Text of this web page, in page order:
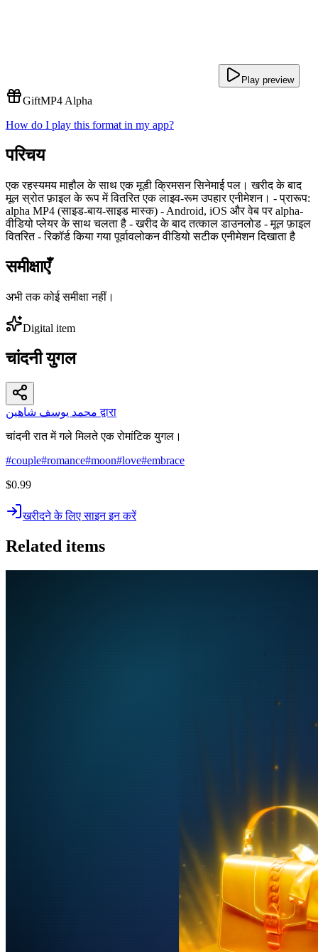
Play preview
GiftMP4 Alpha
How do I play this format in my app?
परिचय
एक रहस्यमय माहौल के साथ एक मूडी क्रिमसन सिनेमाई पल। खरीद के बाद
मूल स्रोत फ़ाइल के रूप में वितरित एक लाइव-रूम उपहार एनीमेशन। - प्रारूप:
alpha MP4 (साइड-बाय-साइड मास्क) - Android, iOS और वेब पर alpha-
वीडियो प्लेयर के साथ चलता है - खरीद के बाद तत्काल डाउनलोड - मूल फ़ाइल
वितरित - रिकॉर्ड किया गया पूर्वावलोकन वीडियो सटीक एनीमेशन दिखाता है
समीक्षाएँ
अभी तक कोई समीक्षा नहीं।
Digital item
चांदनी युगल
محمد يوسف شاهين द्वारा
चांदनी रात में गले मिलते एक रोमांटिक युगल।
#couple#romance#moon#love#embrace
$0.99
खरीदने के लिए साइन इन करें
Related items